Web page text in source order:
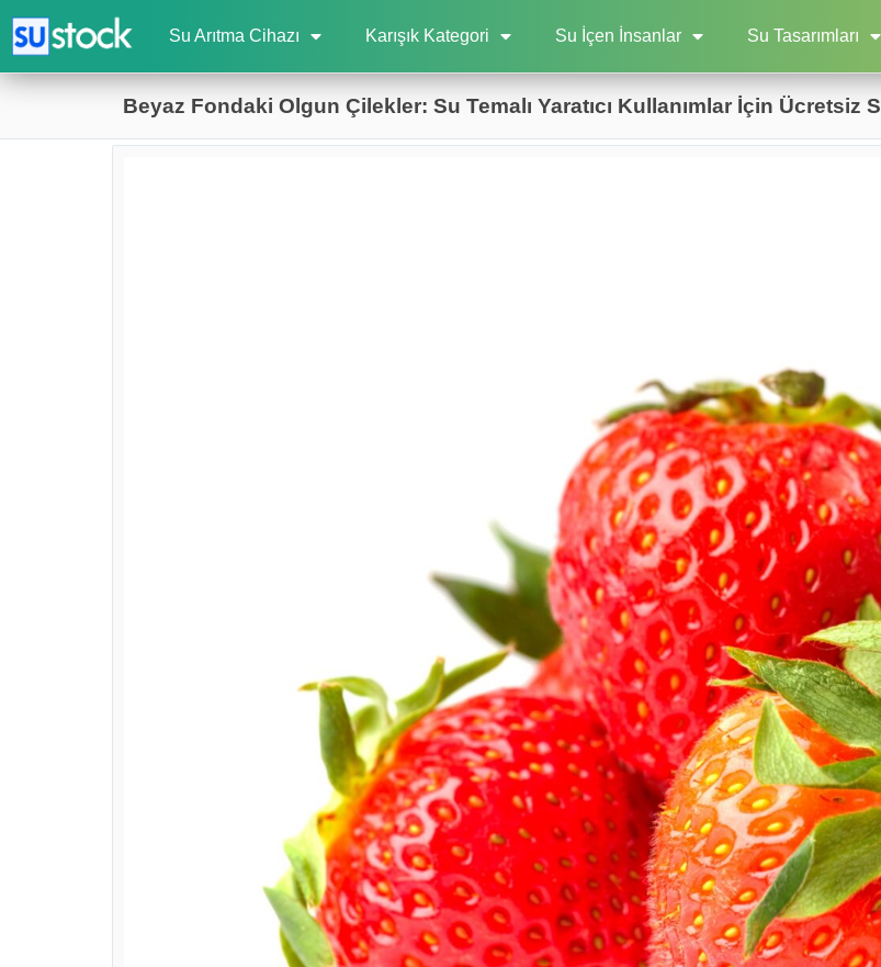
Su Arıtma Cihazı Karışık Kategori Su İçen İnsanlar Su Tasarımları
Beyaz Fondaki Olgun Çilekler: Su Temalı Yaratıcı Kullanımlar İçin Ücretsiz